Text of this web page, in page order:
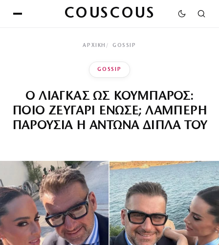
COUSCOUS
ΑΡΧΙΚΉ GOSSIP
GOSSIP
Ο ΛΙΑΓΚΑΣ ΩΣ ΚΟΥΜΠΑΡΟΣ:
ΠΟΙΟ ΖΕΥΓΑΡΙ ΕΝΩΣΕ; ΛΑΜΠΕΡΗ
ΠΑΡΟΥΣΙΑ Η ΑΝΤΩΝΑ ΔΙΠΛΑ ΤΟΥ